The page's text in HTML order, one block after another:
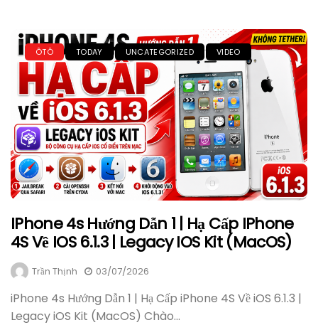
ÔTÔ TODAY UNCATEGORIZED VIDEO
IPhone 4s Hướng Dẫn 1 | Hạ Cấp IPhone
4S Về IOS 6.1.3 | Legacy IOS Kit (MacOS)
Trần Thịnh 03/07/2026
iPhone 4s Hướng Dẫn 1 | Hạ Cấp iPhone 4S Về iOS 6.1.3 |
Legacy iOS Kit (MacOS) Chào...